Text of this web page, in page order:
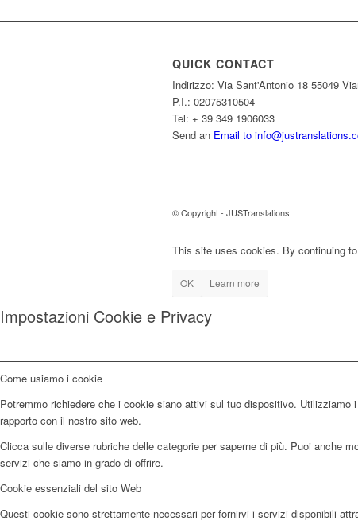
QUICK CONTACT
Indirizzo: Via Sant'Antonio 18 55049
P.I.: 02075310504
Tel: + 39 349 1906033
Send an Email to
© Copyright - JUSTranslations
This site uses cookies. By continuing
OK Learn more
Impostazioni Cookie e Privacy
Come usiamo i cookie
Potremmo richiedere che i cookie siano attivi sul tuo dispositivo.
rapporto con il nostro sito web.
Clicca sulle diverse rubriche delle categorie per saperne di più. Puoi anche
servizi che siamo in grado di offrire.
Cookie essenziali del sito Web
Questi cookie sono strettamente necessari per fornirvi i servizi disponibili